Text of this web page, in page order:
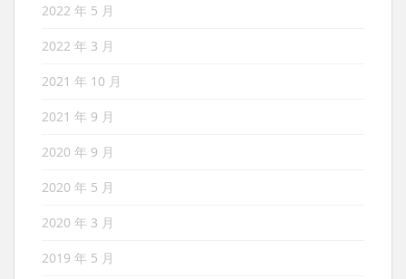
2022 年 5 月
2022 年 3 月
2021 年 10 月
2021 年 9 月
2020 年 9 月
2020 年 5 月
2020 年 3 月
2019 年 5 月